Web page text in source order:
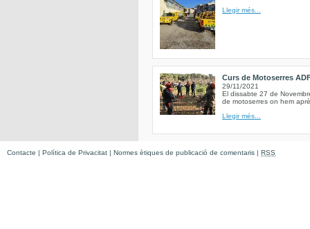
Llegir més...
Curs de Motoserres
29/11/2021
El dissabte 27 de
de motoserres on hem
Llegir més...
Contacte | Política de Privacitat | Normes ètiques de publicació de comentaris | RSS